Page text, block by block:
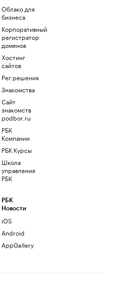
Облако для
бизнеса
Корпоративный
регистратор
доменов
Хостинг
сайтов
Рег.решения
Знакомства
Сайт
знакомств
podbor.ru
РБК
Компании
РБК Курсы
Школа
управления
РБК
РБК
Новости
iOS
Android
AppGallery